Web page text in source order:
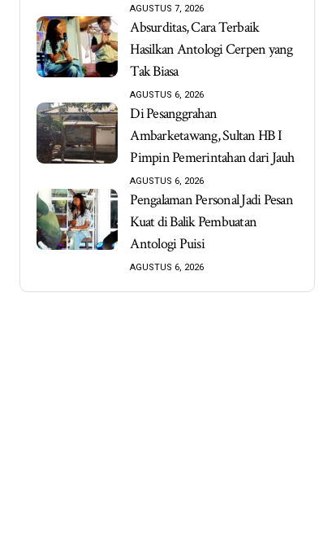
AGUSTUS 7, 2026
Absurditas, Cara Terbaik
Hasilkan Antologi Cerpen yang
Tak Biasa
AGUSTUS 6, 2026
Di Pesanggrahan
Ambarketawang, Sultan HB I
Pimpin Pemerintahan dari Jauh
AGUSTUS 6, 2026
Pengalaman Personal Jadi Pesan
Kuat di Balik Pembuatan
Antologi Puisi
AGUSTUS 6, 2026